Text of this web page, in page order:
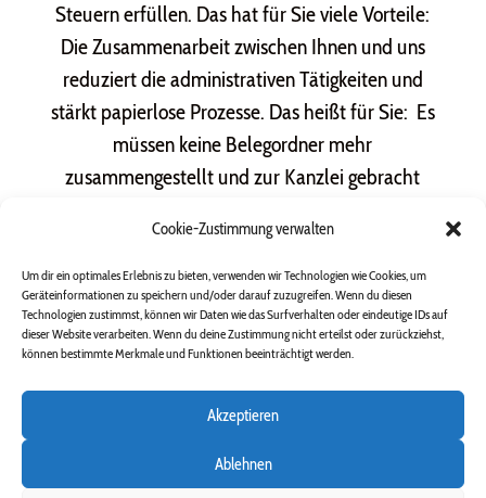
Cookie-Zustimmung verwalten
Um dir ein optimales Erlebnis zu bieten, verwenden wir Technologien wie Cookies, um
Geräteinformationen zu speichern und/oder darauf zuzugreifen. Wenn du diesen
Technologien zustimmst, können wir Daten wie das Surfverhalten oder eindeutige IDs auf
dieser Website verarbeiten. Wenn du deine Zustimmung nicht erteilst oder zurückziehst,
können bestimmte Merkmale und Funktionen beeinträchtigt werden.
Akzeptieren
Ablehnen
Steuern erfüllen. Das hat für Sie viele Vorteile:
Die Zusammenarbeit zwischen Ihnen und uns
reduziert die administrativen Tätigkeiten und
stärkt papierlose Prozesse. Das heißt für Sie: Es
müssen keine Belegordner mehr
zusammengestellt und zur Kanzlei gebracht
direkt in Ihrem Unternehmen oder Zuhause und
haben überall und jederzeit Zugriff auf Ihre
Unterlagen. Ob Buchführungen, Löhne oder
Ihre Einkommensteuererklärung – für alles gibt
unterstützen und beraten wir Sie gerne!